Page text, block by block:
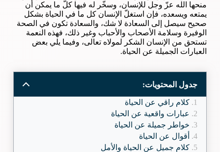
منحها الله عزّ وجل للإنسان، وسخّر له فيها كلّ ما يمكن أن
يمتعه ويسعده، فإن استغلّ الإنسان كل ما في الحياة بشكل
صحيح سيصل إلى السعادة لا شك، والسعادة تكون في الصحة
الوفيرة وسلامة الأصحاب والأحباب وغير ذلك، فهذه النعمة
تستحق من الإنسان الشكر لمولاه تعالى، وفيما يلي بعض
العبارات الجميلة عن الحياة.
جدول المحتويات:
كلام راقي عن الحياة
عبارات واقعية عن الحياة
خواطر جميلة عن الحياة
أقوال عن الحياة
كلام جميل عن الحياة والأمل